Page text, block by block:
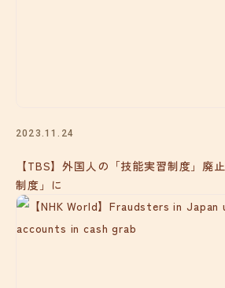
2023.11.24
【TBS】外国人の「技能実習制度」
制度」に